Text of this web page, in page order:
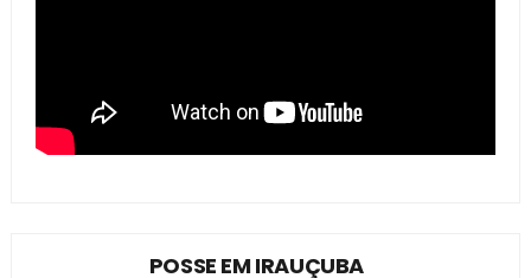
POSSE EM IRAUÇUBA